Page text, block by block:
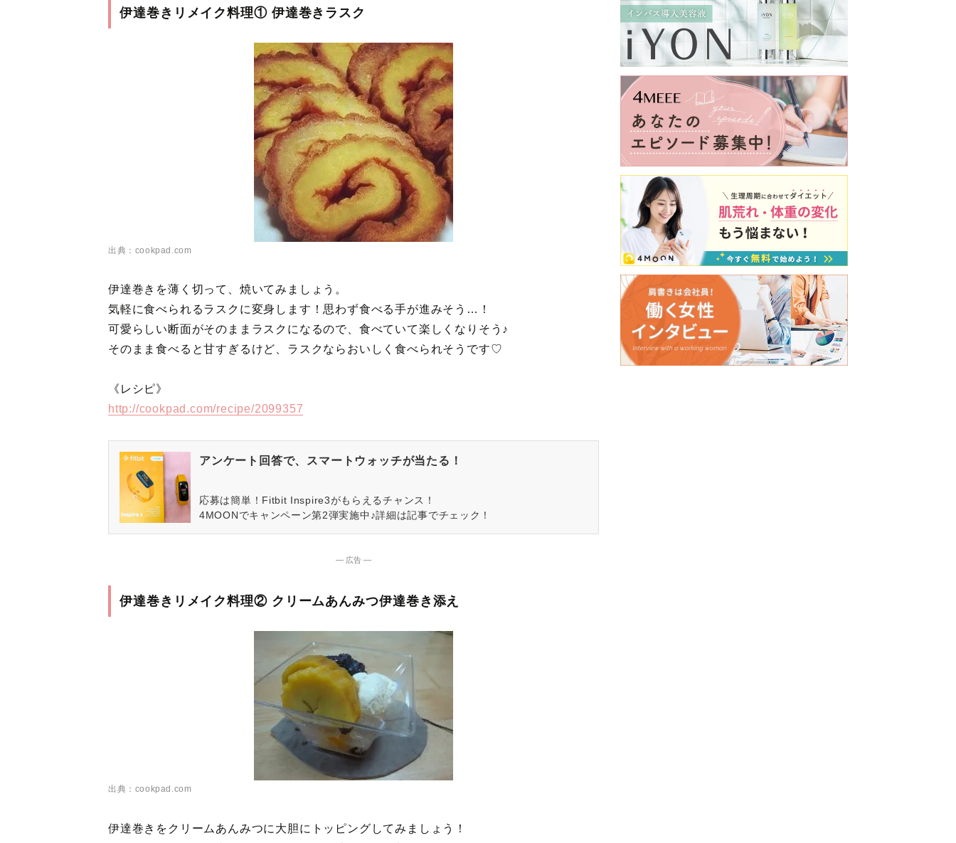
伊達巻きリメイク料理① 伊達巻きラスク
出典：cookpad.com
伊達巻きを薄く切って、焼いてみましょう。
気軽に食べられるラスクに変身します！思わず食べる手が進みそう…！
可愛らしい断面がそのままラスクになるので、食べていて楽しくなりそう♪
そのまま食べると甘すぎるけど、ラスクならおいしく食べられそうです♡
《レシピ》
http://cookpad.com/recipe/2099357
アンケート回答で、スマートウォッチが当たる！
応募は簡単！Fitbit Inspire3がもらえるチャンス！
4MOONでキャンペーン第2弾実施中♪詳細は記事でチェック！
― 広告 ―
伊達巻きリメイク料理② クリームあんみつ伊達巻き添え
出典：cookpad.com
伊達巻きをクリームあんみつに大胆にトッピングしてみましょう！